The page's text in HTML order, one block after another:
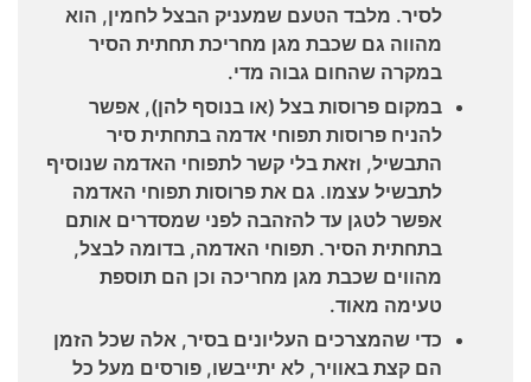
לסיר. מלבד הטעם שמעניק הבצל לחמין, הוא
מהווה גם שכבת מגן מחריכת תחתית הסיר
במקרה שהחום גבוה מדי.
במקום פרוסות בצל (או בנוסף להן), אפשר
להניח פרוסות תפוחי אדמה בתחתית סיר
התבשיל, וזאת בלי קשר לתפוחי האדמה שנוסיף
לתבשיל עצמו. גם את פרוסות תפוחי האדמה
אפשר לטגן עד להזהבה לפני שמסדרים אותם
בתחתית הסיר. תפוחי האדמה, בדומה לבצל,
מהווים שכבת מגן מחריכה וכן הם תוספת
טעימה מאוד.
כדי שהמצרכים העליונים בסיר, אלה שכל הזמן
הם קצת באוויר, לא יתייבשו, פורסים מעל כל